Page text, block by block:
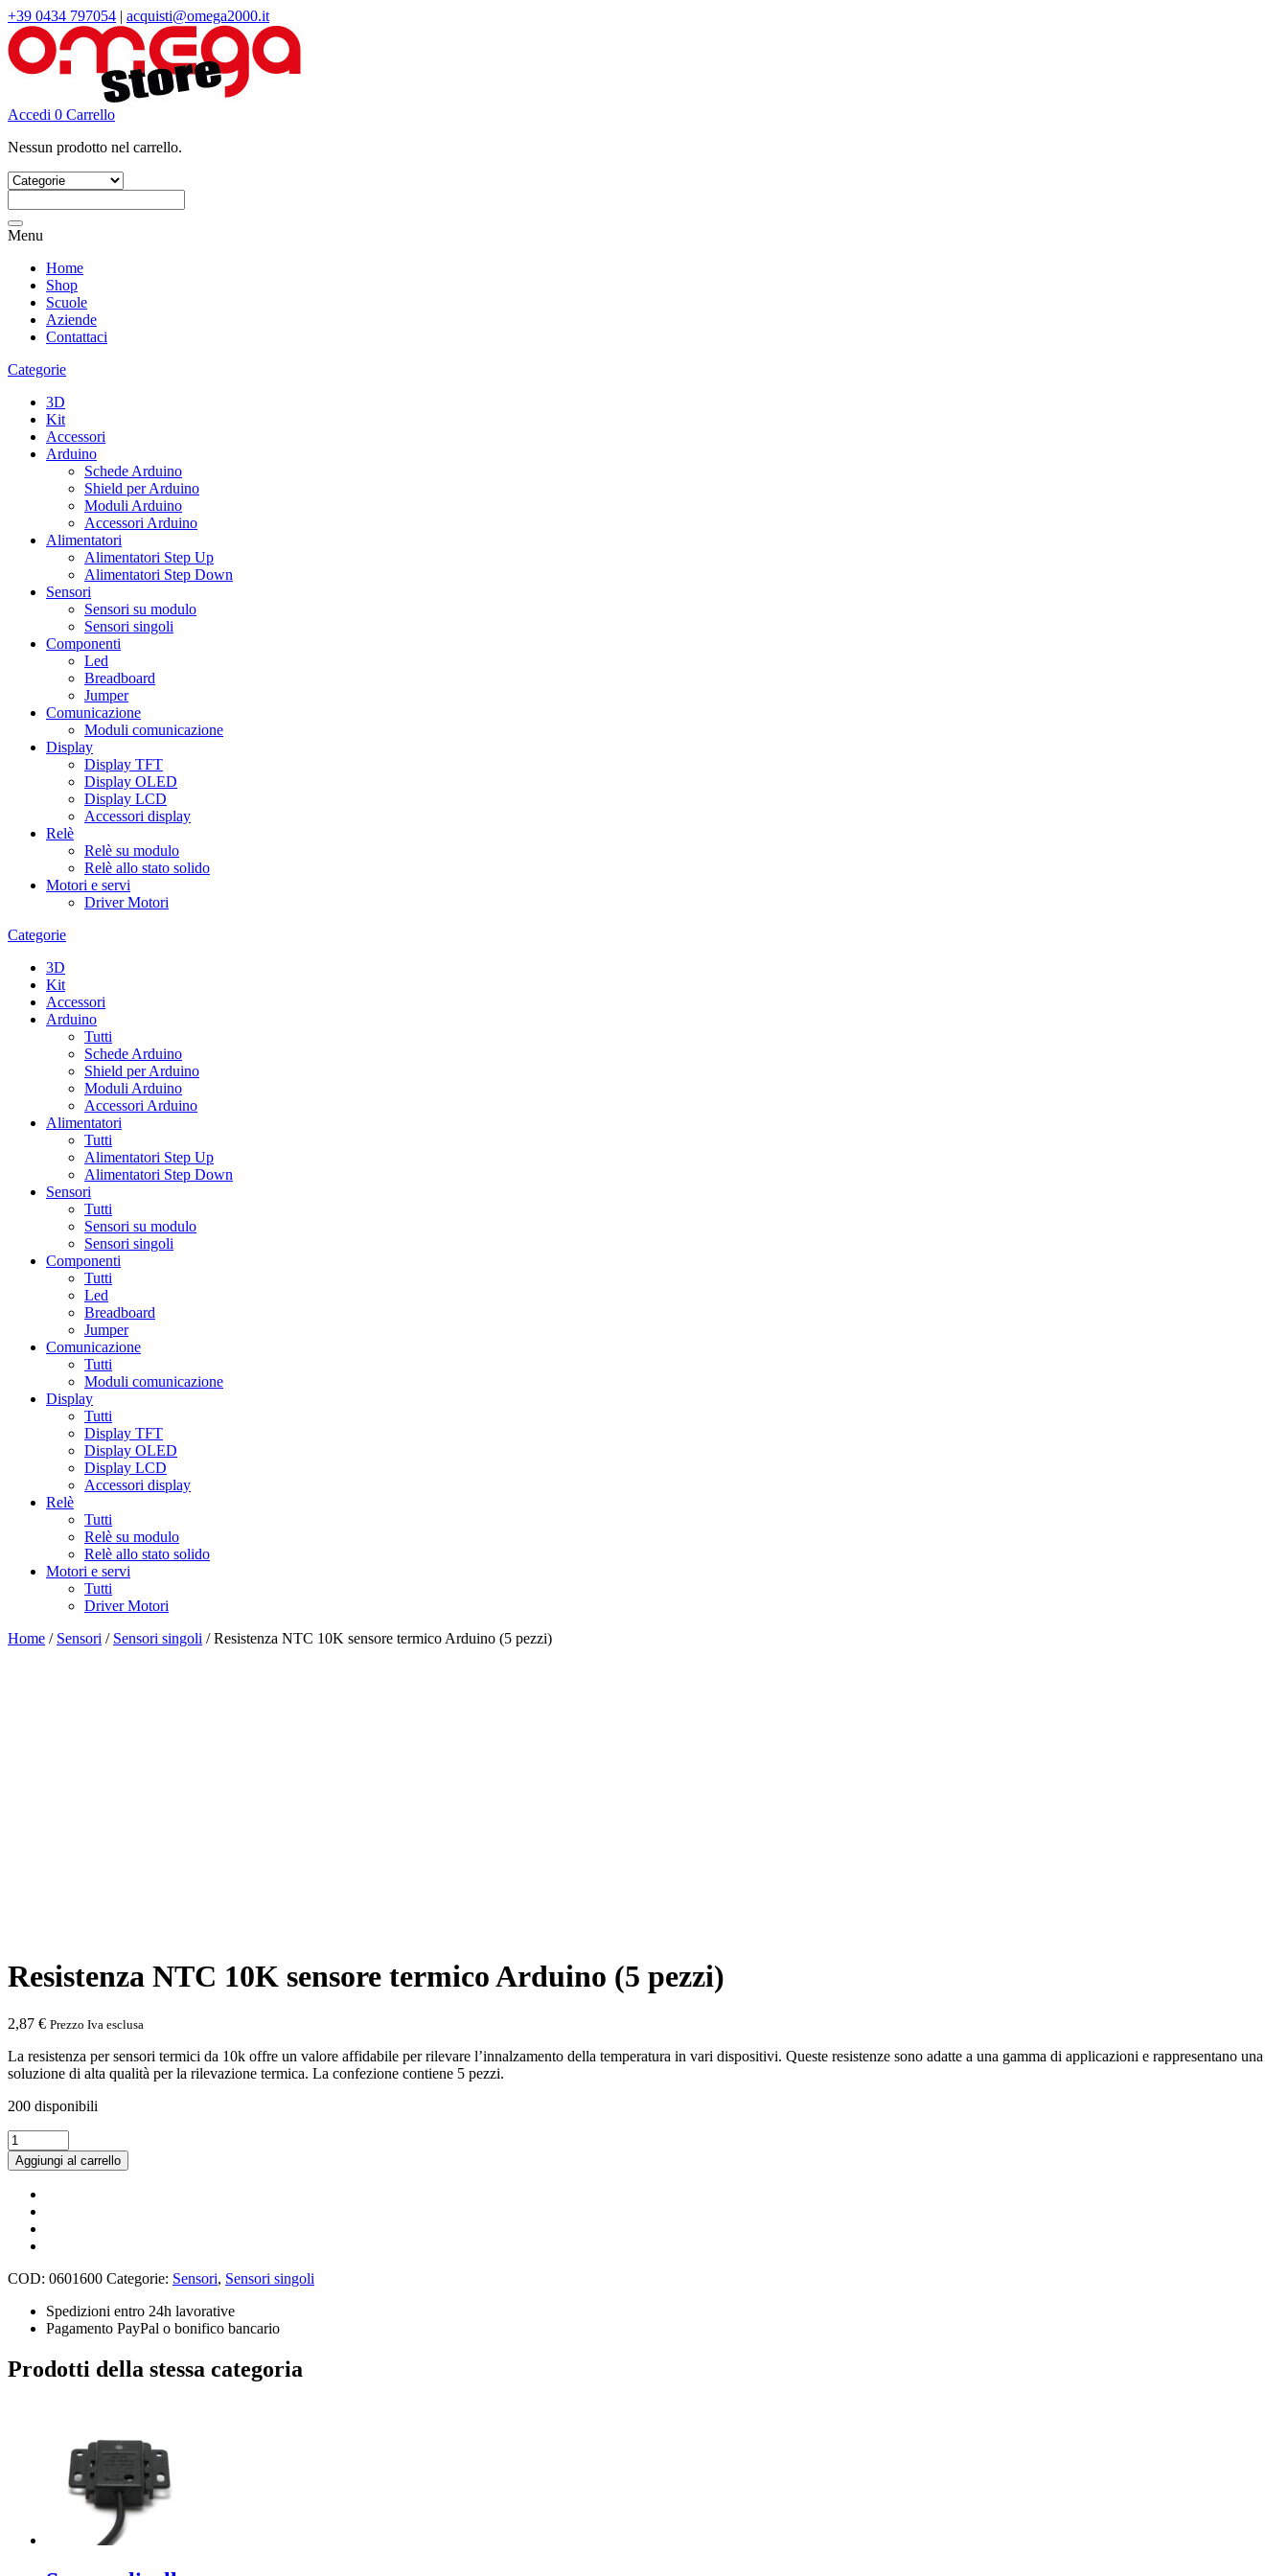
+39 0434 797054 | acquisti@omega2000.it
Accedi 0 Carrello
Nessun prodotto nel carrello.
Menu
Home
Shop
Scuole
Aziende
Contattaci
Categorie
3D
Kit
Accessori
Arduino
Schede Arduino
Shield per Arduino
Moduli Arduino
Accessori Arduino
Alimentatori
Alimentatori Step Up
Alimentatori Step Down
Sensori
Sensori su modulo
Sensori singoli
Componenti
Led
Breadboard
Jumper
Comunicazione
Moduli comunicazione
Display
Display TFT
Display OLED
Display LCD
Accessori display
Relè
Relè su modulo
Relè allo stato solido
Motori e servi
Driver Motori
Categorie
3D
Kit
Accessori
Arduino
Tutti
Schede Arduino
Shield per Arduino
Moduli Arduino
Accessori Arduino
Alimentatori
Tutti
Alimentatori Step Up
Alimentatori Step Down
Sensori
Tutti
Sensori su modulo
Sensori singoli
Componenti
Tutti
Led
Breadboard
Jumper
Comunicazione
Tutti
Moduli comunicazione
Display
Tutti
Display TFT
Display OLED
Display LCD
Accessori display
Relè
Tutti
Relè su modulo
Relè allo stato solido
Motori e servi
Tutti
Driver Motori
Home / Sensori / Sensori singoli / Resistenza NTC 10K sensore termico Arduino (5 pezzi)
Resistenza NTC 10K sensore termico Arduino (5 pezzi)
2,87 € Prezzo Iva esclusa
La resistenza per sensori termici da 10k offre un valore affidabile per rilevare l’innalzamento della temperatura in vari dispositivi. Queste resistenze sono adatte a una gamma di applicazioni e rappresentano una
soluzione di alta qualità per la rilevazione termica. La confezione contiene 5 pezzi.
200 disponibili
Resistenza
NTC
10K
sensore
termico
Arduino
quantità
Aggiungi al carrello
COD: 0601600 Categorie: Sensori, Sensori singoli
Spedizioni entro 24h lavorative
Pagamento PayPal o bonifico bancario
Prodotti della stessa categoria